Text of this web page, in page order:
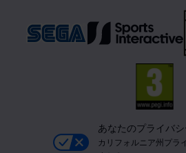
あなたのプライバ
カリフォルニア州プラ